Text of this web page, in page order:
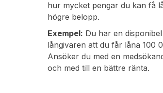
hur mycket pengar du kan få
högre belopp.
Exempel: Du har en
långivaren att du får låna 100
Ansöker du med en
och med till en bättre ränta.